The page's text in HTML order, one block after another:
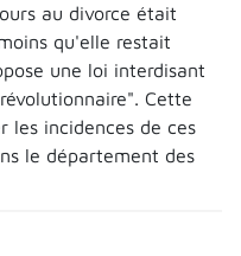
au divorce était
qu'elle restait
une loi interdisant
Cette
les incidences de ces
le département des